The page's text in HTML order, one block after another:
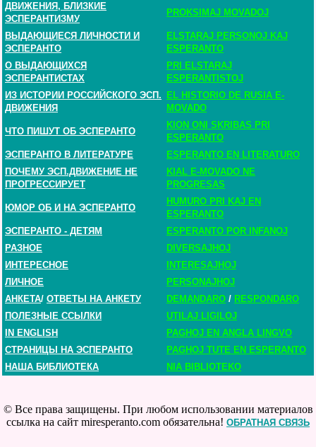
ДВИЖЕНИЯ, БЛИЗКИЕ
ЭСПЕРАНТИЗМУ
PROKSIMAJ MOVADOJ
ВЫДАЮЩИЕСЯ ЛИЧНОСТИ И
ЭСПЕРАНТО
ELSTARAJ PERSONOJ KAJ
ESPERANTO
О ВЫДАЮЩИХСЯ
ЭСПЕРАНТИСТАХ
PRI ELSTARAJ
ESPERANTISTOJ
ИЗ ИСТОРИИ РОССИЙСКОГО ЭСП.
ДВИЖЕНИЯ
EL HISTORIO DE RUSIA E-
MOVADO
ЧТО ПИШУТ ОБ ЭСПЕРАНТО
KION ONI SKRIBAS PRI
ESPERANTO
ЭСПЕРАНТО В ЛИТЕРАТУРЕ
ESPERANTO EN LITERATURO
ПОЧЕМУ ЭСП.ДВИЖЕНИЕ НЕ
ПРОГРЕССИРУЕТ
KIAL E-MOVADO NE
PROGRESAS
ЮМОР ОБ И НА ЭСПЕРАНТО
HUMURO PRI KAJ EN
ESPERANTO
ЭСПЕРАНТО - ДЕТЯМ
ESPERANTO POR INFANOJ
РАЗНОЕ
DIVERSAJHOJ
ИНТЕРЕСНОЕ
INTERESAJHOJ
ЛИЧНОЕ
PERSONAJHOJ
АНКЕТА/ ОТВЕТЫ НА АНКЕТУ DEMANDARO / RESPONDARO
ПОЛЕЗНЫЕ ССЫЛКИ
UTILAJ LIGILOJ
IN ENGLISH
PAGHOJ EN ANGLA LINGVO
СТРАНИЦЫ НА ЭСПЕРАНТО
PAGHOJ TUTE EN ESPERANTO
НАША БИБЛИОТЕКА
NIA BIBLIOTEKO
© Все права защищены. При любом использовании материалов
ссылка на сайт miresperanto.com обязательна! ОБРАТНАЯ СВЯЗЬ